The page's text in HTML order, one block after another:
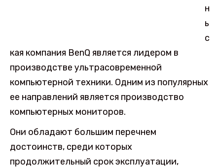
н
ь
с
кая компания BenQ является лидером в
производстве ультрасовременной
компьютерной техники. Одним из популярных
ее направлений является производство
компьютерных мониторов.
Они обладают большим перечнем
достоинств, среди которых
продолжительный срок эксплуатации,